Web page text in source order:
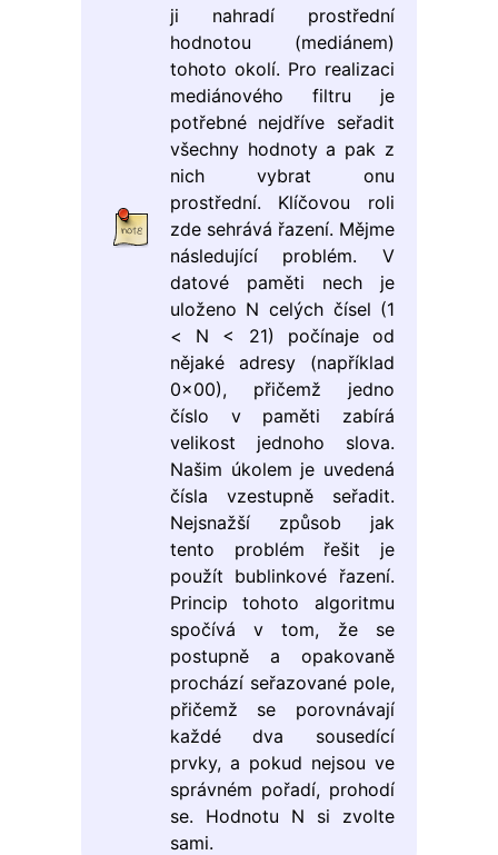
ji nahradí prostřední
hodnotou (mediánem)
tohoto okolí. Pro realizaci
mediánového filtru je
potřebné nejdříve seřadit
všechny hodnoty a pak z
nich vybrat onu
prostřední. Klíčovou roli
zde sehrává řazení. Mějme
následující problém. V
datové paměti nech je
uloženo N celých čísel (1
< N < 21) počínaje od
nějaké adresy (například
0x00), přičemž jedno
číslo v paměti zabírá
velikost jednoho slova.
Našim úkolem je uvedená
čísla vzestupně seřadit.
Nejsnažší způsob jak
tento problém řešit je
použít bublinkové řazení.
Princip tohoto algoritmu
spočívá v tom, že se
postupně a opakovaně
prochází seřazované pole,
přičemž se porovnávají
každé dva sousedící
prvky, a pokud nejsou ve
správném pořadí, prohodí
se. Hodnotu N si zvolte
sami.